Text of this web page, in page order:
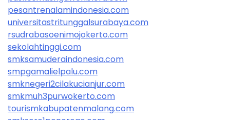
pesantrenalamindonesia.com
universitastritunggalsurabaya.com
rsudrabasoenimojokerto.com
sekolahtinggi.com
smksamuderaindonesia.com
smpgamalielpalu.com
smknegeri2cilakucianjur.com
smkmuh3purwokerto.com
tourismkabupatenmalang.com